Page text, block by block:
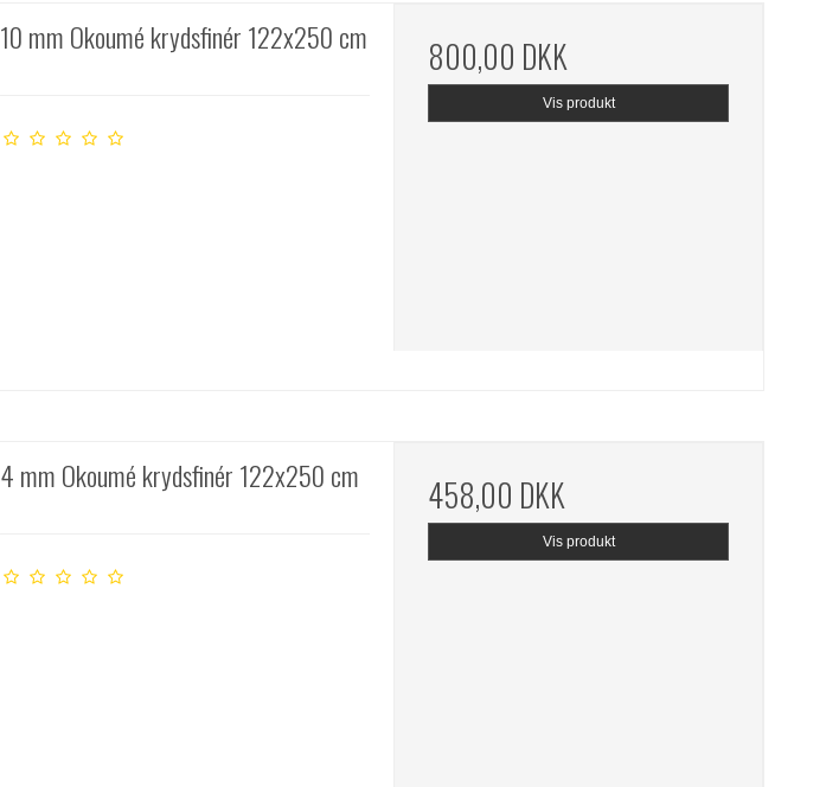
10 mm Okoumé krydsfinér 122x250 cm 800,00 DKK
Vis produkt
4 mm Okoumé krydsfinér 122x250 cm 458,00 DKK
Vis produkt